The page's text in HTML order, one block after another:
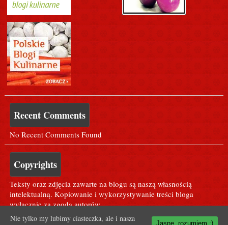
Recent Comments
No Recent Comments Found
Copyrights
Teksty oraz zdjęcia zawarte na blogu są naszą własnością
intelektualną. Kopiowanie i wykorzystywanie treści bloga
wyłącznie za zgodą autorów.
Nie tylko my lubimy ciasteczka, ale i nasza
Jasne, rozumiem ;)